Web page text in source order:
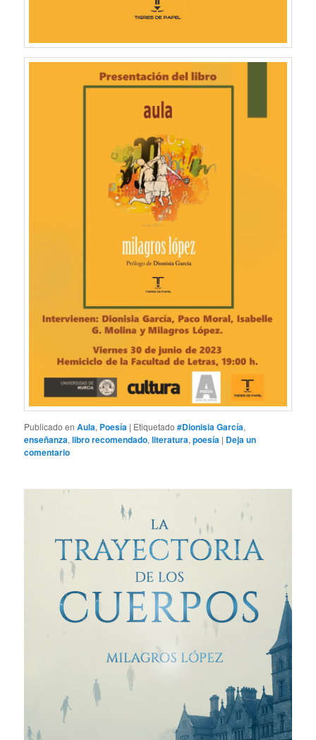
Publicado en Aula, Poesía | Etiquetado #Dionisia García,
enseñanza,libro recomendado,literatura,poesía | Deja un
comentario